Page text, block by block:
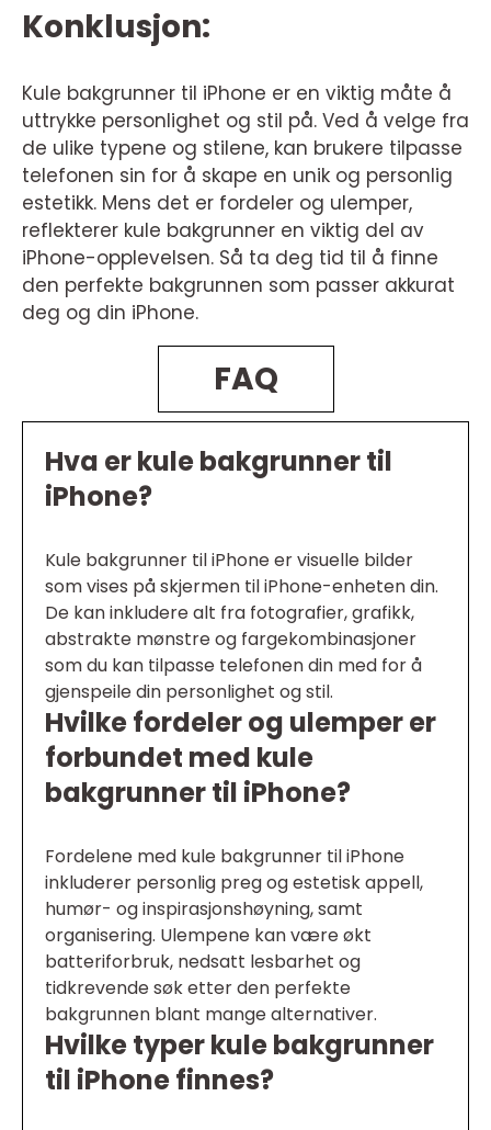
Konklusjon:
Kule bakgrunner til iPhone er en viktig måte å
uttrykke personlighet og stil på. Ved å velge fra
de ulike typene og stilene, kan brukere tilpasse
telefonen sin for å skape en unik og personlig
estetikk. Mens det er fordeler og ulemper,
reflekterer kule bakgrunner en viktig del av
iPhone-opplevelsen. Så ta deg tid til å finne
den perfekte bakgrunnen som passer akkurat
deg og din iPhone.
FAQ
Hva er kule bakgrunner til
iPhone?
Kule bakgrunner til iPhone er visuelle bilder
som vises på skjermen til iPhone-enheten din.
De kan inkludere alt fra fotografier, grafikk,
abstrakte mønstre og fargekombinasjoner
som du kan tilpasse telefonen din med for å
gjenspeile din personlighet og stil.
Hvilke fordeler og ulemper er
forbundet med kule
bakgrunner til iPhone?
Fordelene med kule bakgrunner til iPhone
inkluderer personlig preg og estetisk appell,
humør- og inspirasjonshøyning, samt
organisering. Ulempene kan være økt
batteriforbruk, nedsatt lesbarhet og
tidkrevende søk etter den perfekte
bakgrunnen blant mange alternativer.
Hvilke typer kule bakgrunner
til iPhone finnes?